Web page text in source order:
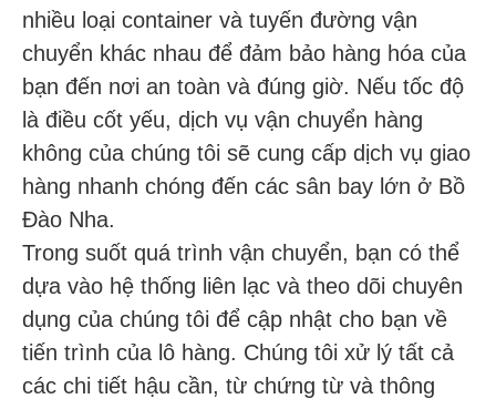
nhiều loại container và tuyến đường vận
chuyển khác nhau để đảm bảo hàng hóa của
bạn đến nơi an toàn và đúng giờ. Nếu tốc độ
là điều cốt yếu, dịch vụ vận chuyển hàng
không của chúng tôi sẽ cung cấp dịch vụ giao
hàng nhanh chóng đến các sân bay lớn ở Bồ
Đào Nha.
Trong suốt quá trình vận chuyển, bạn có thể
dựa vào hệ thống liên lạc và theo dõi chuyên
dụng của chúng tôi để cập nhật cho bạn về
tiến trình của lô hàng. Chúng tôi xử lý tất cả
các chi tiết hậu cần, từ chứng từ và thông